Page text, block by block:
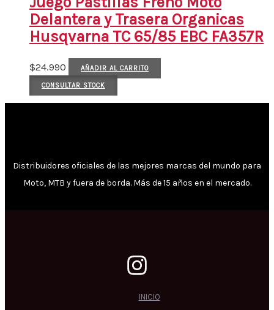
Delantera y Trasera Organicas
Husqvarna TC 65/85 EBC FA357R
$24.990 AÑADIR AL CARRITO
CONSULTAR STOCK
Distribuidores oficiales de las mejores marcas del mundo para
Moto, MTB y fuera de borda. Más de 15 años en el mercado.
INICIO